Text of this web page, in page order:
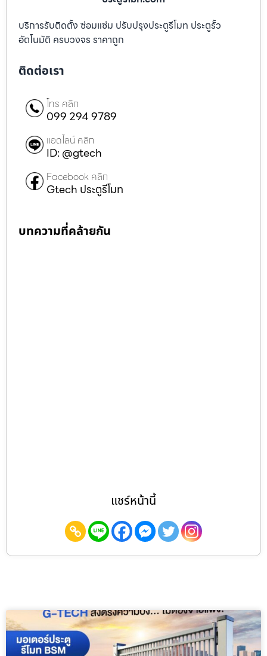
บริการรับติดตั้ง ซ่อมแซ่ม ปรับปรุงประตูรีโมท ประตูรั้ว
อัตโนมัติ ครบวงจร ราคาถูก
ติดต่อเรา
โทร คลิก
099 294 9789
แอดไลน์ คลิก
ID: @gtech
Facebook คลิก
Gtech ประตูรีโมท
บทความที่คล้ายกัน
แชร์หน้านี้